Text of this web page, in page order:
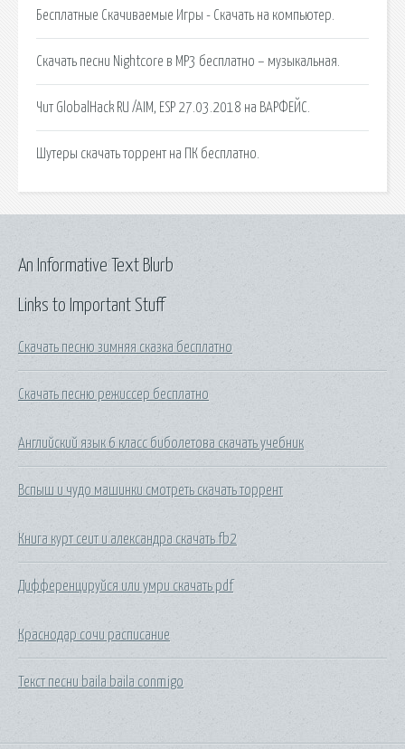
Бесплатные Скачиваемые Игры - Скачать на компьютер.
Скачать песни Nightcore в MP3 бесплатно – музыкальная.
Чит GlobalHack RU /AIM, ESP 27.03.2018 на ВАРФЕЙС.
Шутеры скачать торрент на ПК бесплатно.
Links to Important Stuff
Скачать песню зимняя сказка бесплатно
Скачать песню режиссер бесплатно
Английский язык 6 класс биболетова скачать учебник
Вспыш и чудо машинки смотреть скачать торрент
Книга курт сеит и александра скачать fb2
Дифференцируйся или умри скачать pdf
Краснодар сочи расписание
Текст песни baila baila conmigo
An Informative Text Blurb